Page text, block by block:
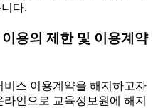
다.
용의 제한 및 이용계약
스 이용계약을 해지하고자
인으로 교육정보원에 해지